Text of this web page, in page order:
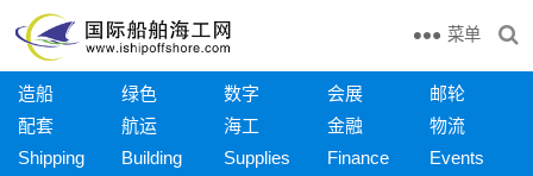
菜单
造船 绿色 数字 会展
邮轮
配套
航运 海工 金融
物流
Shipping
Building Supplies Finance Events